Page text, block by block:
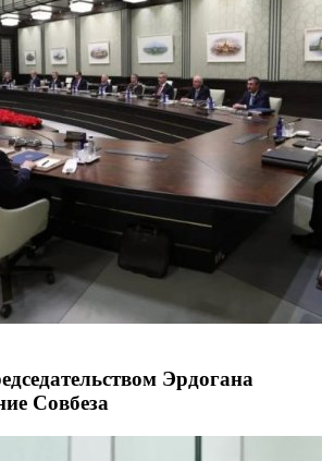
Эрдогана
Совбеза